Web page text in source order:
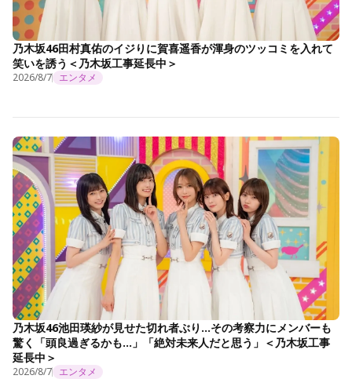
乃木坂46田村真佑のイジりに賀喜遥香が渾身のツッコミを入れて
笑いを誘う＜乃木坂工事延長中＞
2026/8/7 エンタメ
乃木坂46池田瑛紗が見せた切れ者ぶり…その考察力にメンバーも
驚く「頭良過ぎるかも…」「絶対未来人だと思う」＜乃木坂工事
延長中＞
2026/8/7 エンタメ